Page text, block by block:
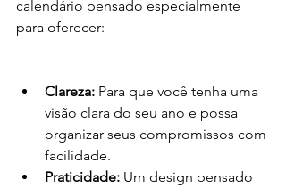
calendário pensado especialmente
para oferecer:
Clareza: Para que você tenha uma
visão clara do seu ano e possa
organizar seus compromissos com
facilidade.
Praticidade: Um design pensado